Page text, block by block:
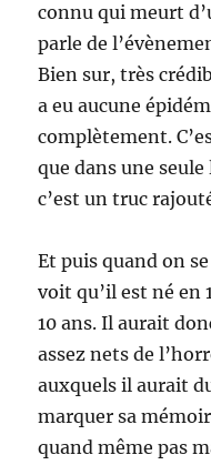
connu qui meurt
parle de
Bien sur, très
a eu aucune
complètement.
que dans une
c’est un truc
Et puis quand on
voit qu’il est né en
10 ans. Il aurait
assez nets de
auxquels il aurait
marquer sa
quand même pas